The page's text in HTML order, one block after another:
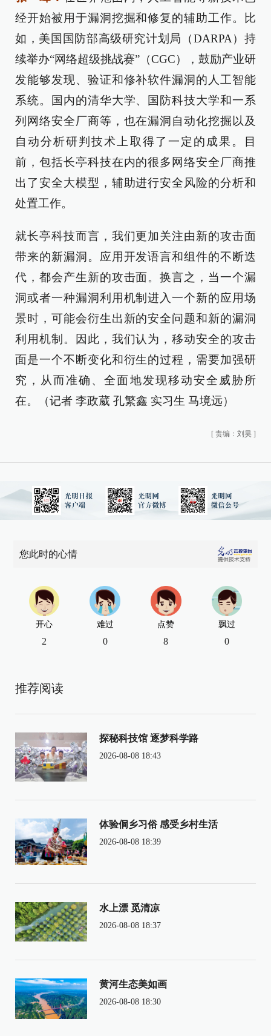
经开始被用于漏洞挖掘和修复的辅助工作。比
如，美国国防部高级研究计划局（DARPA）持
续举办“网络超级挑战赛”（CGC），鼓励产业研
发能够发现、验证和修补软件漏洞的人工智能
系统。国内的清华大学、国防科技大学和一系
列网络安全厂商等，也在漏洞自动化挖掘以及
自动分析研判技术上取得了一定的成果。目
前，包括长亭科技在内的很多网络安全厂商推
出了安全大模型，辅助进行安全风险的分析和
处置工作。
就长亭科技而言，我们更加关注由新的攻击面
带来的新漏洞。应用开发语言和组件的不断迭
代，都会产生新的攻击面。换言之，当一个漏
洞或者一种漏洞利用机制进入一个新的应用场
景时，可能会衍生出新的安全问题和新的漏洞
利用机制。因此，我们认为，移动安全的攻击
面是一个不断变化和衍生的过程，需要加强研
究，从而准确、全面地发现移动安全威胁所
在。（记者 李政葳 孔繁鑫 实习生 马境远）
[ 责编：刘昊 ]
您此时的心情
开心
2
难过
0
点赞
8
飘过
0
推荐阅读
探秘科技馆 逐梦科学路
2026-08-08 18:43
体验侗乡习俗 感受乡村生活
2026-08-08 18:39
水上漂 觅清凉
2026-08-08 18:37
黄河生态美如画
2026-08-08 18:30